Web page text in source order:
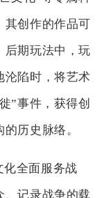
其创作的作品可
后期玩法中，玩
沦陷时，将艺术
”事件，获得创
历史脉络。
化全面服务战
、记录战争的载